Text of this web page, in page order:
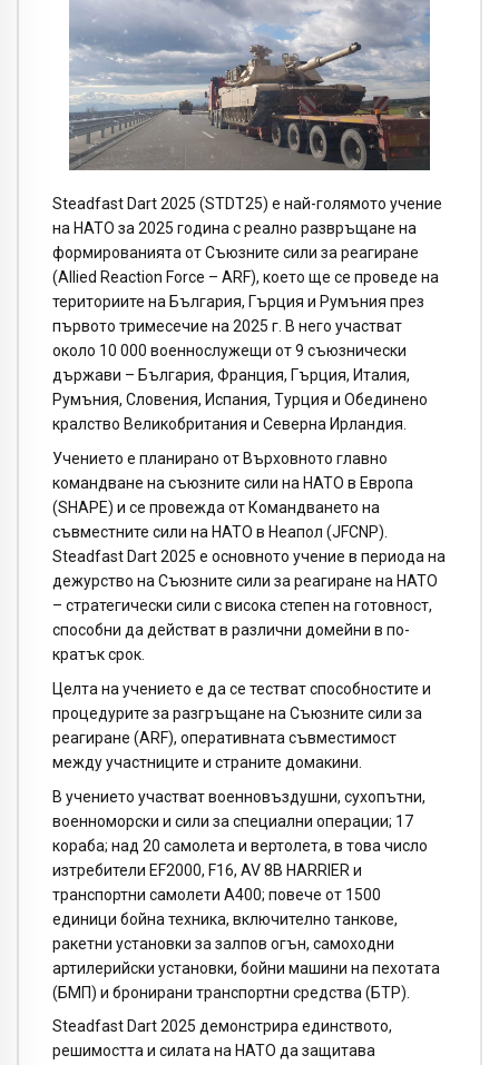
Steadfast Dart 2025 (STDT25) е най-голямото учение
на НАТО за 2025 година с реално развръщане на
формированията от Съюзните сили за реагиране
(Allied Reaction Force – ARF), което ще се проведе на
териториите на България, Гърция и Румъния през
първото тримесечие на 2025 г. В него участват
около 10 000 военнослужещи от 9 съюзнически
държави – България, Франция, Гърция, Италия,
Румъния, Словения, Испания, Турция и Обединено
кралство Великобритания и Северна Ирландия.
Учението е планирано от Върховното главно
командване на съюзните сили на НАТО в Европа
(SHAPE) и се провежда от Командването на
съвместните сили на НАТО в Неапол (JFCNP).
Steadfast Dart 2025 е основното учение в периода на
дежурство на Съюзните сили за реагиране на НАТО
– стратегически сили с висока степен на готовност,
способни да действат в различни домейни в по-
кратък срок.
Целта на учението е да се тестват способностите и
процедурите за разгръщане на Съюзните сили за
реагиране (ARF), оперативната съвместимост
между участниците и страните домакини.
В учението участват военновъздушни, сухопътни,
военноморски и сили за специални операции; 17
кораба; над 20 самолета и вертолета, в това число
изтребители EF2000, F16, AV 8B HARRIER и
транспортни самолети A400; повече от 1500
единици бойна техника, включително танкове,
ракетни установки за залпов огън, самоходни
артилерийски установки, бойни машини на пехотата
(БМП) и бронирани транспортни средства (БТР).
Steadfast Dart 2025 демонстрира единството,
решимостта и силата на НАТО да защитава